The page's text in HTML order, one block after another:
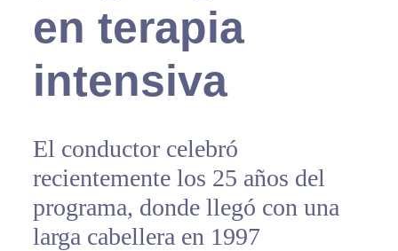
en terapia
intensiva
El conductor celebró
recientemente los 25 años del
programa, donde llegó con una
larga cabellera en 1997